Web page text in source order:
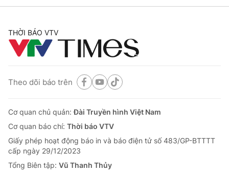
Góc doanh nghiệp
Truyền hình
Phim VTV
Hậu trường
Giải sao mai
Giải trí
Điện ảnh
Âm nhạc
Du lịch
Làm đẹp
Chất lượng cuộc sống
Tuyển sinh
Học trực tuyến
Công nghệ
Hitech Công nghệ tương lai
Sản phẩm
Giao lưu trực tuyến
THỜI BÁO VTV
Theo dõi báo trên
Cơ quan chủ quản:Đài Truyền hình Việt Nam
Cơ quan báo chí: Thời báo VTV
Giấy phép hoạt động báo in và báo điện tử số 483/GP-BTTTT
cấp ngày 29/12/2023
Tổng Biên tập: Vũ Thanh Thủy